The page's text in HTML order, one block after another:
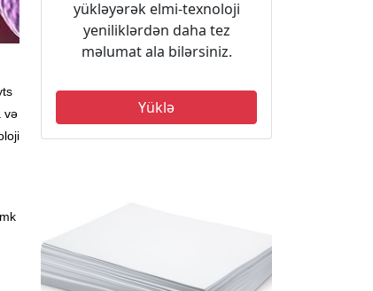
və
yükləyərək elmi-texnoloji
yeniliklərdən daha tez
məlumat ala bilərsiniz.
Yüklə